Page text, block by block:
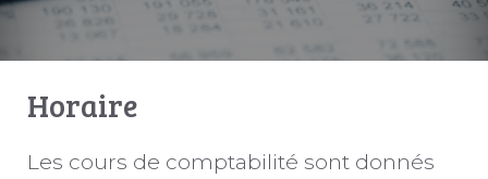
Horaire
Les cours de comptabilité sont donnés